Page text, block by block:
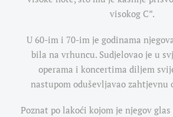
visokog C”.
U 60-im i 70-im je godinama
bila na vrhuncu. Sudjelovao je u
operama i koncertima diljem
nastupom oduševljavao zahtjevnu
Poznat po lakoći kojom je njegov